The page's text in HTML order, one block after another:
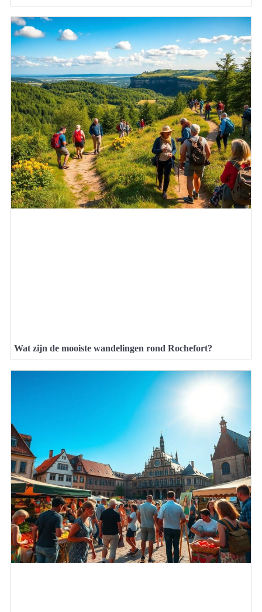
Wat zijn de mooiste wandelingen rond Rochefort?